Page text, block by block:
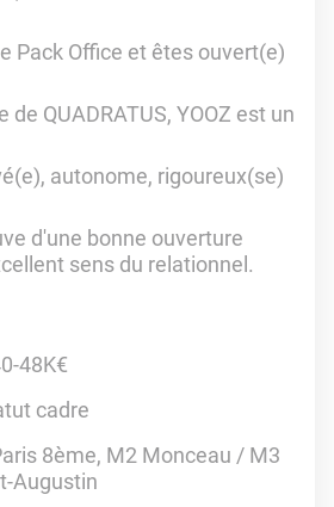
Pack Office et êtes ouvert(e)
de QUADRATUS, YOOZ est un
autonome, rigoureux(se)
d'une bonne ouverture
sens du relationnel.
48K€
cadre
8ème, M2 Monceau / M3
Augustin